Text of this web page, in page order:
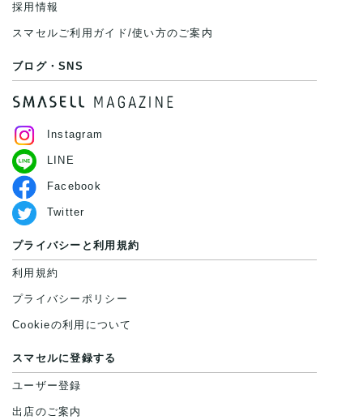
採用情報
スマセルご利用ガイド/使い方のご案内
ブログ・SNS
Instagram
LINE
Facebook
Twitter
プライバシーと利用規約
利用規約
プライバシーポリシー
Cookieの利用について
スマセルに登録する
ユーザー登録
出店のご案内